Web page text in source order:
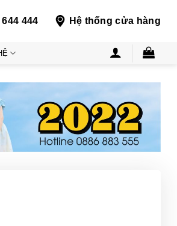
444 Hệ thống cửa hàng